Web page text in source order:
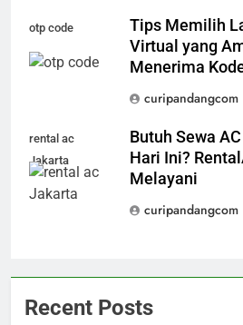
otp code
Tips Memilih
Virtual yang
Menerima
curipandangcom
rental ac
Jakarta
Butuh Sewa
Hari Ini?
Melayani
curipandangcom
Recent Posts